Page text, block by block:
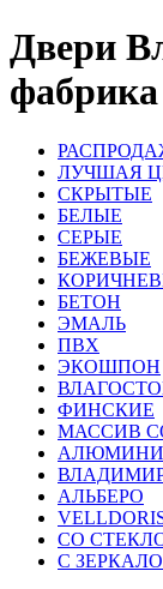
Двери
фабрика
ЛУЧШАЯ
СКРЫТЫЕ
БЕЛЫЕ
СЕРЫЕ
БЕЖЕВЫЕ
БЕТОН
ЭМАЛЬ
ПВХ
ЭКОШПОН
ФИНСКИЕ
МАССИВ
АЛЬБЕРО
СО
С